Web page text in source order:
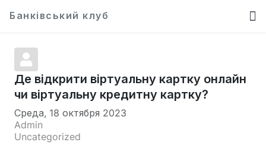
Банківський клуб
Де відкрити віртуальну картку онлайн
чи віртуальну кредитну картку?
Среда, 18 октября 2023
Admin
Uncategorized